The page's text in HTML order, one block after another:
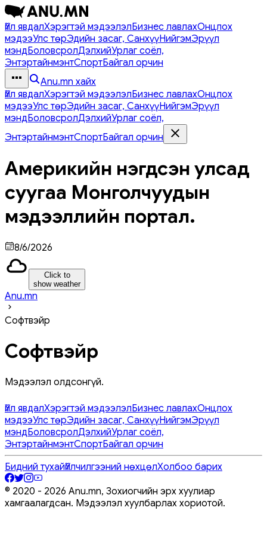
Үйл явдалХэрэгтэй мэдээлэлБизнес лавлахОнцлох
мэдээУлс төрЭдийн засаг, СанхүүНийгэмЭрүүл
мэндБоловсролДэлхийУрлаг соёл,
ЭнтэртайнмэнтСпортБайгал орчин
Anu.mn хайх
Үйл явдалХэрэгтэй мэдээлэлБизнес лавлахОнцлох
мэдээУлс төрЭдийн засаг, СанхүүНийгэмЭрүүл
мэндБоловсролДэлхийУрлаг соёл,
ЭнтэртайнмэнтСпортБайгал орчин
Америкийн нэгдсэн улсад
суугаа Монголчуудын
мэдээллийн портал.
8/6/2026
Click to
show weather
Anu.mn
Софтвэйр
Софтвэйр
Мэдээлэл олдсонгүй.
Үйл явдалХэрэгтэй мэдээлэлБизнес лавлахОнцлох
мэдээУлс төрЭдийн засаг, СанхүүНийгэмЭрүүл
мэндБоловсролДэлхийУрлаг соёл,
ЭнтэртайнмэнтСпортБайгал орчин
Бидний тухайҮйлчилгээний нөхцөлХолбоо барих
© 2020 - 2026 Anu.mn, Зохиогчийн эрх хуулиар
хамгаалагдсан. Мэдээлэл хуулбарлах хориотой.